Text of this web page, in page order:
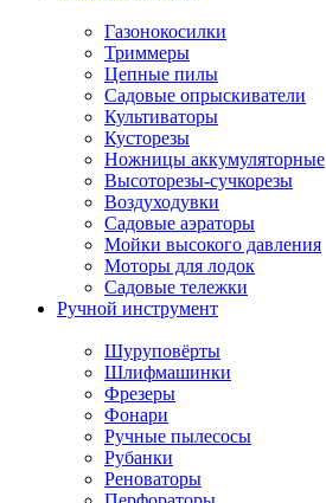
Газонокосилки
Триммеры
Цепные пилы
Садовые опрыскиватели
Культиваторы
Кусторезы
Ножницы аккумуляторные
Высоторезы-сучкорезы
Воздуходувки
Садовые аэраторы
Мойки высокого давления
Моторы для лодок
Садовые тележки
Ручной инструмент
Шуруповёрты
Шлифмашинки
Фрезеры
Фонари
Ручные пылесосы
Рубанки
Реноваторы